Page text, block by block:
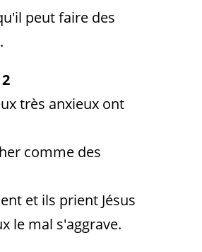
peut faire des
très anxieux ont
comme des
et ils prient Jésus
le mal s'aggrave.